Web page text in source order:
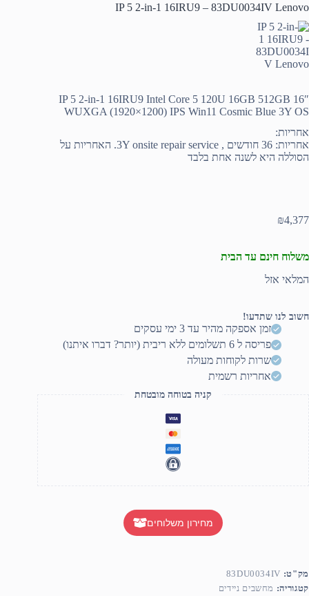
IP 5 2-in-1 16IRU9 – 83DU0034IV Lenovo
IP 5 2-in-1 16IRU9 Intel Core 5 120U 16GB 512GB 16″
WUXGA (1920×1200) IPS Win11 Cosmic Blue 3Y OS
אחריות:
אחריות: 36 חודשים , 3Y onsite repair service. האחריות על
הסוללה היא לשנה אחת בלבד
₪4,377
משלוח חינם עד הבית
המלאי אזל
חשוב לנו שתדעו!
זמן אספקה מהיר עד 3 ימי עסקים
פריסה ל 6 תשלומים ללא ריבית (יותר? דברו איתנו)
שרות לקוחות מעולה
אחריות רשמית
קניה בטוחה מובטחת
מחירון משלוחים
מק"ט: 83DU0034IV
קטגוריה: מחשבים ניידים